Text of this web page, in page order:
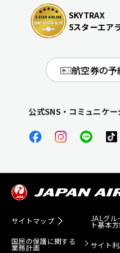
SKYTRAX
5スターエア
航空券の予
公式SNS・コミュニケ
サイトマップ
国民の保護に関する
業務計画
JALグル
ト基本
サイト